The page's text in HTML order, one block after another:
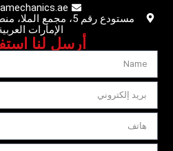
الإمارات
أرسل لنا